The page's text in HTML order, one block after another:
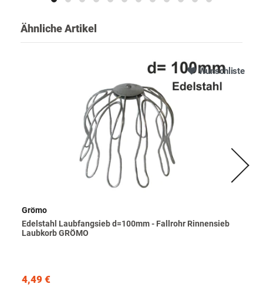
Ähnliche Artikel
Wunschliste
Grömo
Edelstahl Laubfangsieb d=100mm - Fallrohr Rinnensieb
Laubkorb GRÖMO
4,49 €